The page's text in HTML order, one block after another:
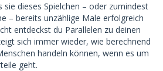
sie dieses Spielchen – oder zumindest
– bereits unzählige Male erfolgreich
entdeckst du Parallelen zu deinen
sich immer wieder, wie berechnend
handeln können, wenn es um
geht.